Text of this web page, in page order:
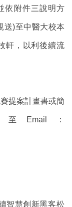
依附件三說明方
送)至中醫大校本
軒，以利後續流
提案計畫書或簡
Email：
智慧創新黑客松